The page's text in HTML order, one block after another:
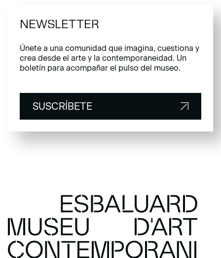
NEWSLETTER
Únete a una comunidad que imagina, cuestiona y
crea desde el arte y la contemporaneidad. Un
boletín para acompañar el pulso del museo.
SUSCRÍBETE
SUSCRÍBETE